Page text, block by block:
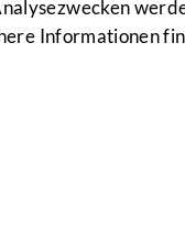
Informationen